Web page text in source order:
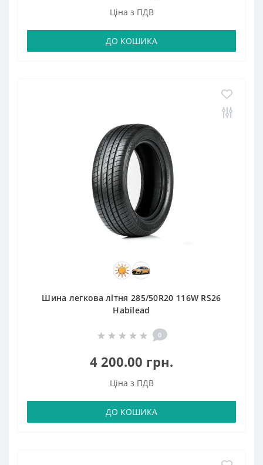
Ціна з ПДВ
ДО КОШИКА
Шина легкова літня 285/50R20 116W RS26
Habilead
0
4 200.00 грн.
Ціна з ПДВ
ДО КОШИКА